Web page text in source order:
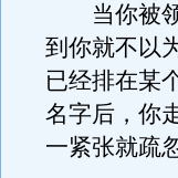
当你被领
到你就不以
已经排在某
名字后，你
一紧张就疏